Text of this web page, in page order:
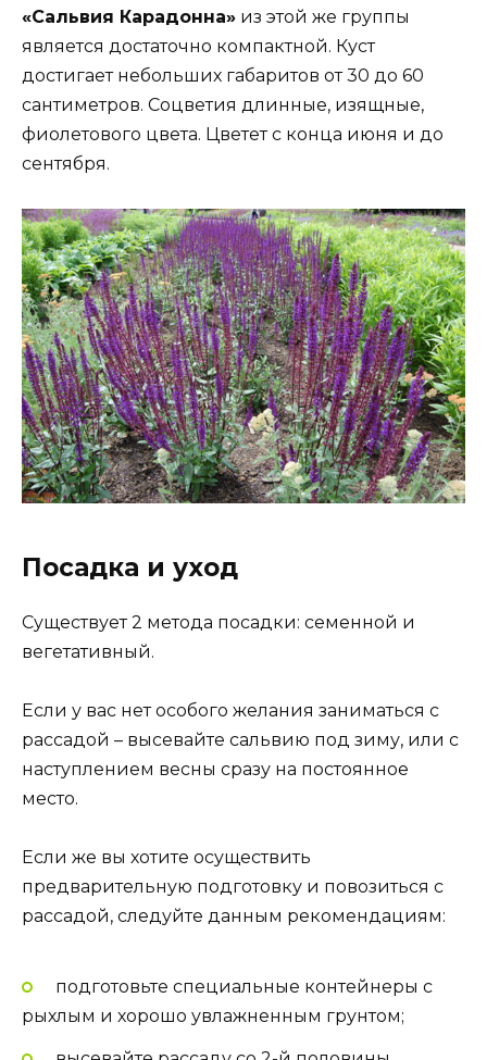
«Сальвия Карадонна» из этой же группы
является достаточно компактной. Куст
достигает небольших габаритов от 30 до 60
сантиметров. Соцветия длинные, изящные,
фиолетового цвета. Цветет с конца июня и до
сентября.
Посадка и уход
Существует 2 метода посадки: семенной и
вегетативный.
Если у вас нет особого желания заниматься с
рассадой – высевайте сальвию под зиму, или с
наступлением весны сразу на постоянное
место.
Если же вы хотите осуществить
предварительную подготовку и повозиться с
рассадой, следуйте данным рекомендациям:
подготовьте специальные контейнеры с
рыхлым и хорошо увлажненным грунтом;